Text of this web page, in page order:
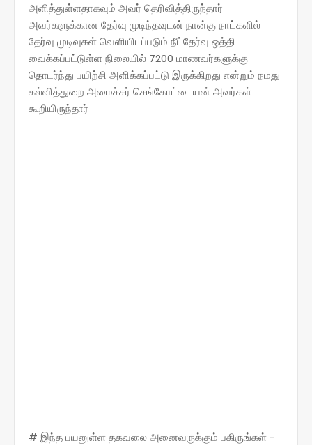
அளித்துள்ளதாகவும் அவர் தெரிவித்திருந்தார்
அவர்களுக்கான தேர்வு முடிந்தவுடன் நான்கு நாட்களில்
தேர்வு முடிவுகள் வெளியிடப்படும் நீட்தேர்வு ஒத்தி
வைக்கப்பட்டுள்ள நிலையில் 7200 மாணவர்களுக்கு
தொடர்ந்து பயிற்சி அளிக்கப்பட்டு இருக்கிறது என்றும் நமது
கல்வித்துறை அமைச்சர் செங்கோட்டையன் அவர்கள்
கூறியிருந்தார்
# இந்த பயனுள்ள தகவலை அனைவருக்கும் பகிருங்கள் -